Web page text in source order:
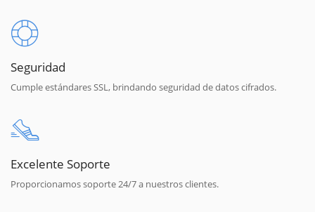
Seguridad
Cumple estándares SSL, brindando seguridad de datos cifrados.
Excelente Soporte
Proporcionamos soporte 24/7 a nuestros clientes.